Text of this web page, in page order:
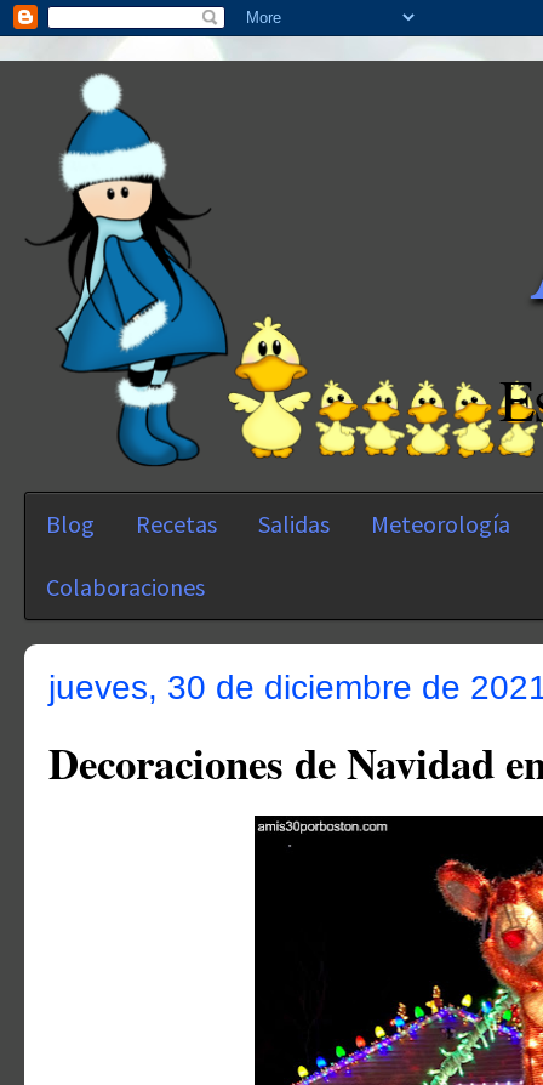
Blog Recetas Salidas Meteorología
Colaboraciones
jueves, 30 de diciembre de
Decoraciones de Navidad